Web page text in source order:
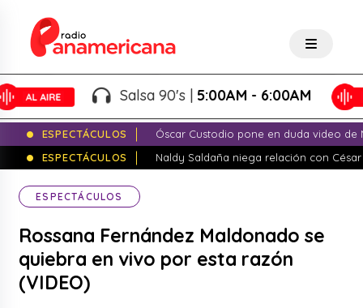
Salsa 90's |5:00AM - 6:00AM
ESPECTÁCULOS
Óscar Custodio pone en duda video de
ESPECTÁCULOS
Naldy Saldaña niega relación con
ESPECTÁCULOS
Rossana Fernández Maldonado se
quiebra en vivo por esta razón
(VIDEO)